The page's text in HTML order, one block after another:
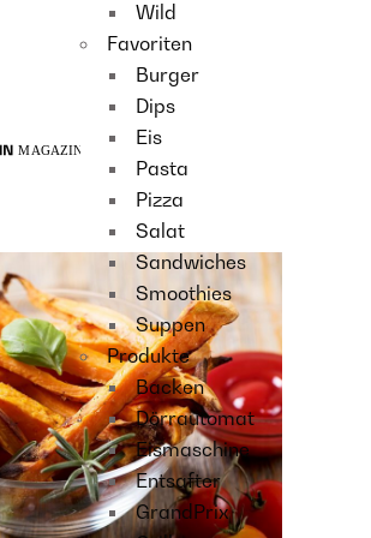
Wild
Favoriten
Burger
Dips
Eis
Pasta
Pizza
Salat
Sandwiches
Smoothies
Suppen
Produkte
Backen
Dörrautomat
Eismaschine
Entsafter
GrandPrix